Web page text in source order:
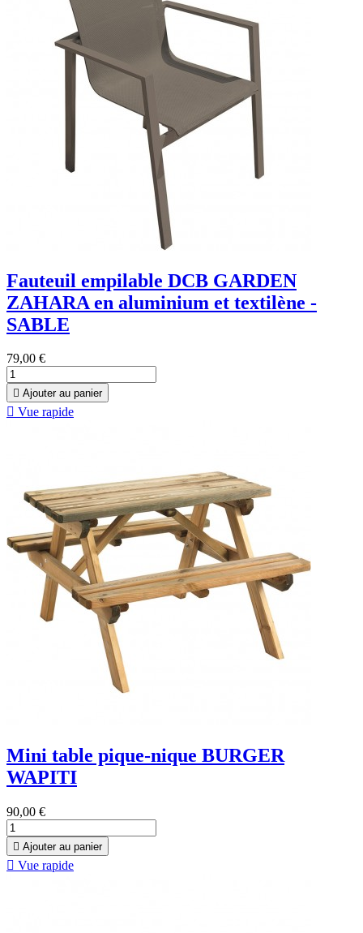
Fauteuil empilable DCB GARDEN
ZAHARA en aluminium et textilène -
SABLE
79,00 €
 Ajouter au panier
 Vue rapide
Mini table pique-nique BURGER
WAPITI
90,00 €
 Ajouter au panier
 Vue rapide